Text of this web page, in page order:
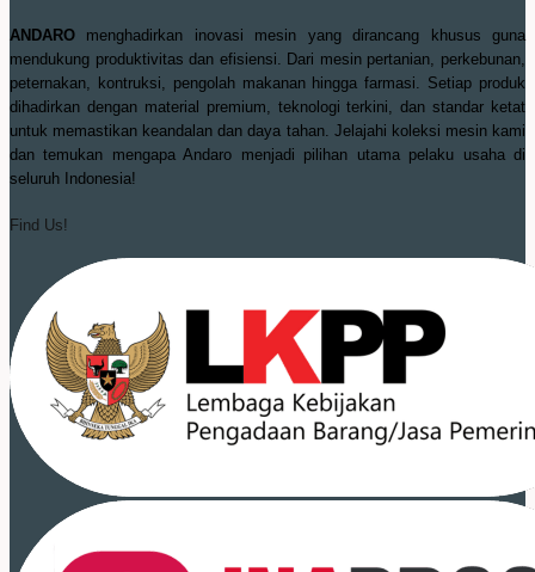
ANDARO menghadirkan inovasi mesin yang dirancang khusus guna
mendukung produktivitas dan efisiensi. Dari mesin pertanian, perkebunan,
peternakan, kontruksi, pengolah makanan hingga farmasi. Setiap produk
dihadirkan dengan material premium, teknologi terkini, dan standar ketat
untuk memastikan keandalan dan daya tahan. Jelajahi koleksi mesin kami
dan temukan mengapa Andaro menjadi pilihan utama pelaku usaha di
seluruh Indonesia!
Find Us!